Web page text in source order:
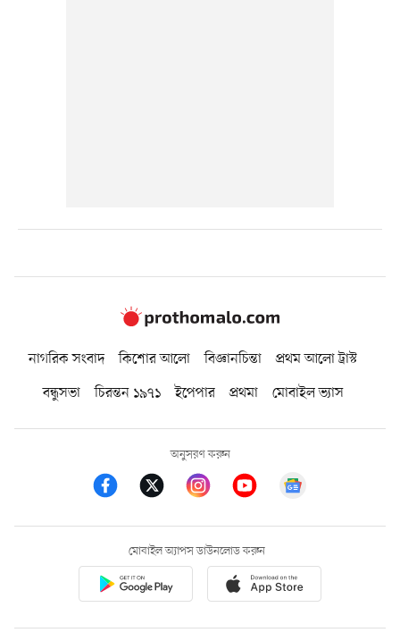
নাগরিক সংবাদ কিশোর আলো বিজ্ঞানচিন্তা
প্রথম আলো ট্রাস্ট
বন্ধুসভা
চিরন্তন ১৯৭১ ইপেপার প্রথমা মোবাইল ভ্যাস
অনুসরণ করুন
মোবাইল অ্যাপস ডাউনলোড করুন